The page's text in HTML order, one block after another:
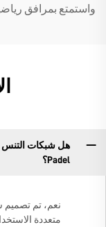
واستمتع بمرافق
Padel؟
متعددة